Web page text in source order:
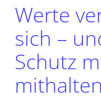
Werte
sich –
Schutz
mithalten